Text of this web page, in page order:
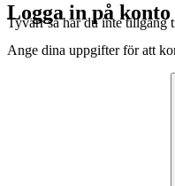
Tyvärr så har du inte tillgång
Logga in på konto
Ange dina uppgifter för att